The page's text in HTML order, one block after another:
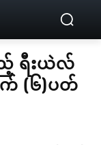
ရီးယဲလ်
က် (၆)ပတ်